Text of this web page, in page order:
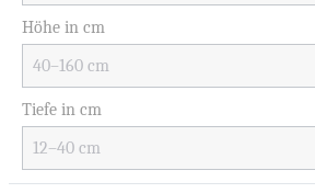
Höhe in cm
Tiefe in cm